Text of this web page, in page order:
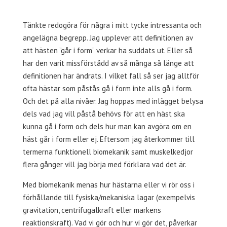
Tänkte redogöra för några i mitt tycke intressanta och
angelägna begrepp. Jag upplever att definitionen av
att hästen ”går i form” verkar ha suddats ut. Eller så
har den varit missförstådd av så många så länge att
definitionen har ändrats. I vilket fall så ser jag alltför
ofta hästar som påstås gå i form inte alls gå i form.
Och det på alla nivåer. Jag hoppas med inlägget belysa
dels vad jag vill påstå behövs för att en häst ska
kunna gå i form och dels hur man kan avgöra om en
häst går i form eller ej. Eftersom jag återkommer till
termerna funktionell biomekanik samt muskelkedjor
flera gånger vill jag börja med förklara vad det är.
Med biomekanik menas hur hästarna eller vi rör oss i
förhållande till fysiska/mekaniska lagar (exempelvis
gravitation, centrifugalkraft eller markens
reaktionskraft). Vad vi gör och hur vi gör det, påverkar